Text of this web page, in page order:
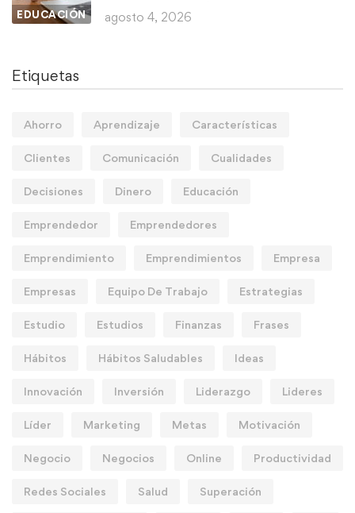
EDUCACIÓN agosto 4, 2026
Etiquetas
Ahorro Aprendizaje Características
Clientes Comunicación Cualidades
Decisiones Dinero Educación
Emprendedor Emprendedores
Emprendimiento Emprendimientos Empresa
Empresas Equipo De Trabajo Estrategias
Estudio Estudios Finanzas Frases
Hábitos Hábitos Saludables Ideas
Innovación Inversión Liderazgo Lideres
Líder Marketing Metas Motivación
Negocio Negocios Online Productividad
Redes Sociales Salud Superación